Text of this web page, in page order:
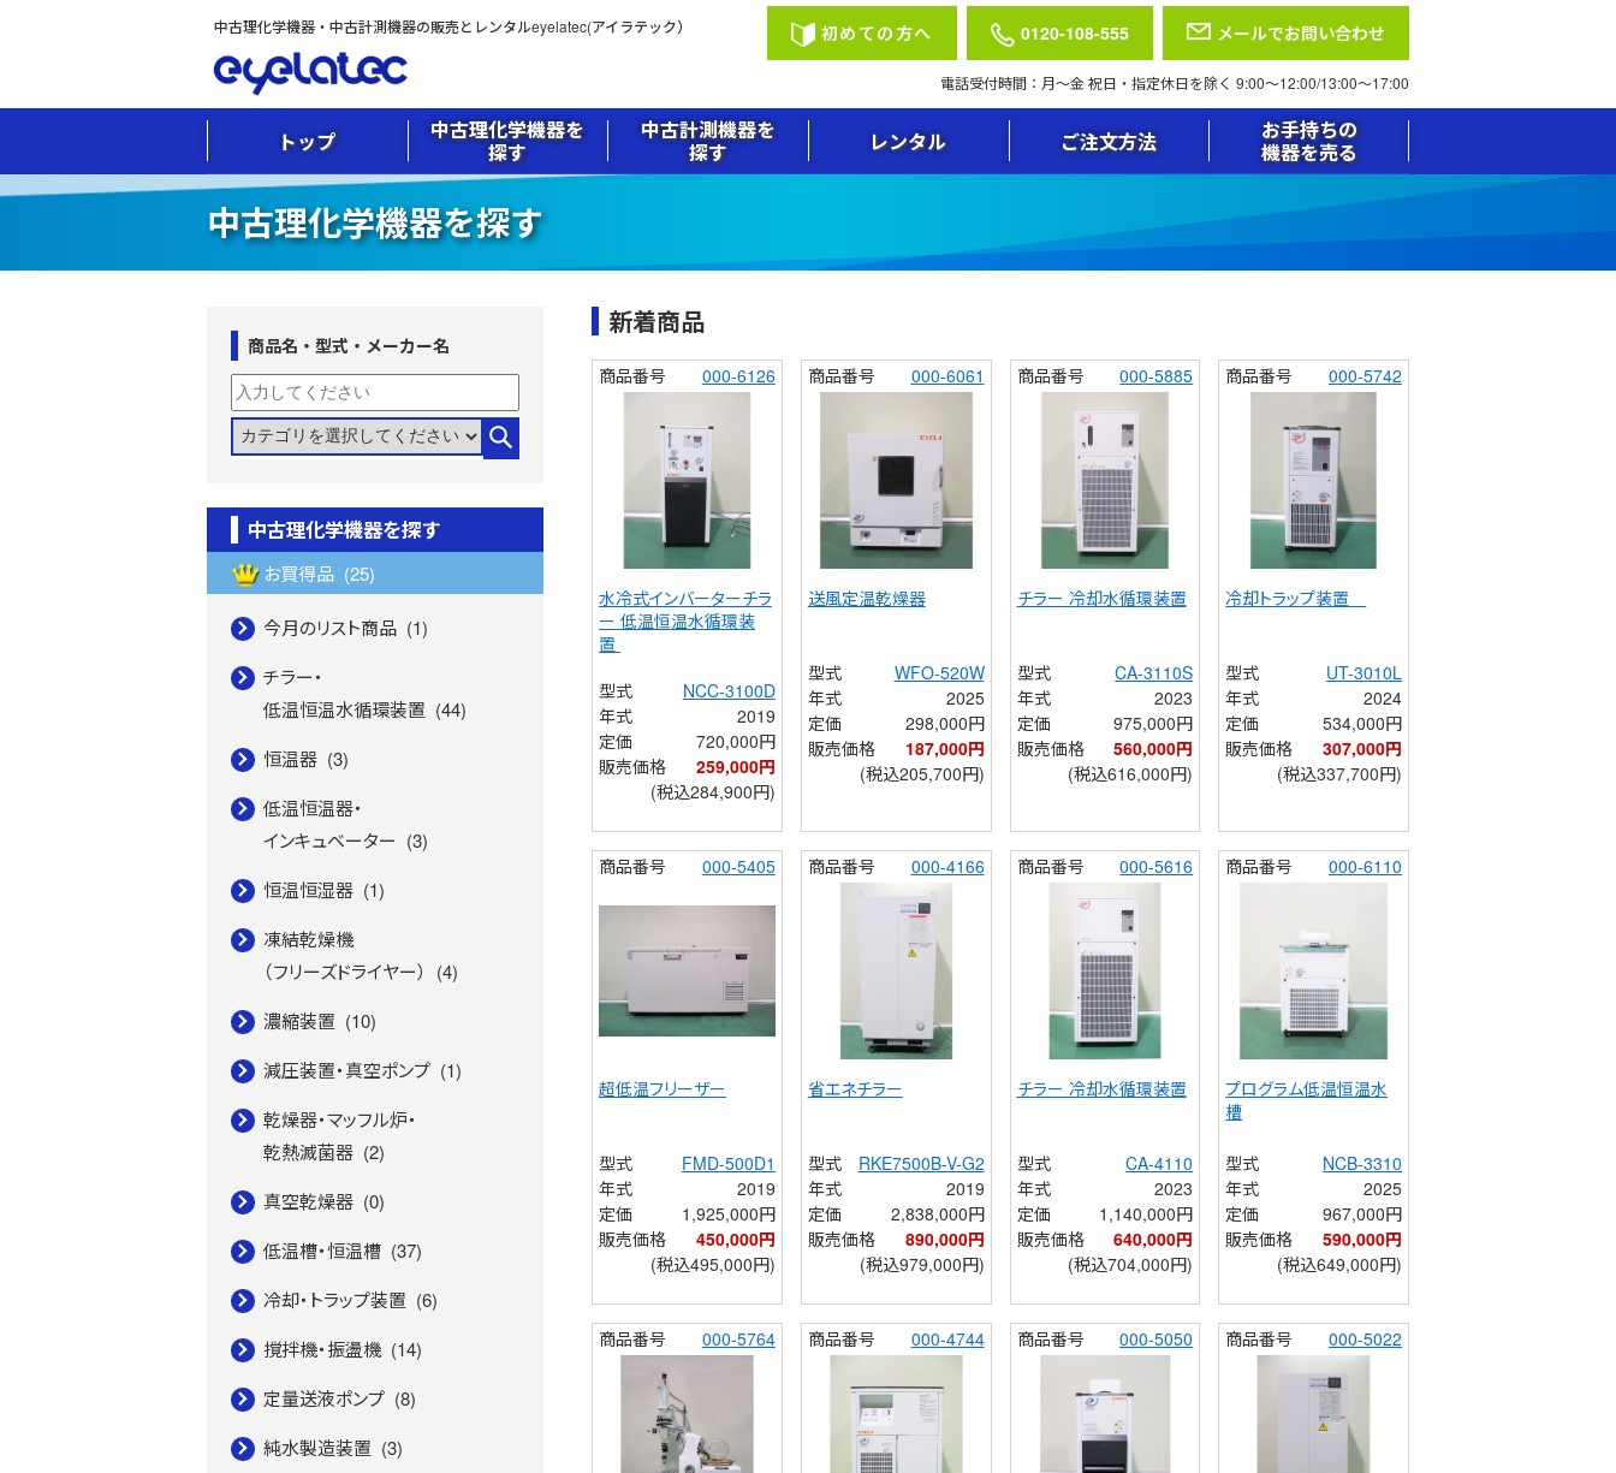
初めての方へ 0120-108-555 メールでお問い合わせ
電話受付時間：月〜金 祝日・指定休日を除く 9:00〜12:00/13:00〜17:00
中古理化学機器・中古計測機器の販売とレンタルeyelatec(アイラテック）
トップ
中古理化学機器を
探す
中古計測機器を
探す
レンタル ご注文方法
お手持ちの
機器を売る
中古理化学機器を探す
新着商品
商品番号 000-6126
水冷式インバーターチラ
ー 低温恒温水循環装
置
型式
NCC-3100D
年式
2019
定価
720,000円
販売価格
259,000円
(税込284,900円)
商品番号 000-6061
送風定温乾燥器
型式
WFO-520W
年式
2025
定価
298,000円
販売価格
187,000円
(税込205,700円)
商品番号 000-5885
チラー 冷却水循環装置
型式
CA-3110S
年式
2023
定価
975,000円
販売価格
560,000円
(税込616,000円)
商品番号 000-5742
冷却トラップ装置
型式
UT-3010L
年式
2024
定価
534,000円
販売価格
307,000円
(税込337,700円)
商品番号 000-5405
超低温フリーザー
型式
FMD-500D1
年式
2019
定価
1,925,000円
販売価格
450,000円
(税込495,000円)
商品番号 000-4166
省エネチラー
型式
RKE7500B-V-G2
年式
2019
定価
2,838,000円
販売価格
890,000円
(税込979,000円)
商品番号 000-5616
チラー 冷却水循環装置
型式
CA-4110
年式
2023
定価
1,140,000円
販売価格
640,000円
(税込704,000円)
商品番号 000-6110
プログラム低温恒温水
槽
型式
NCB-3310
年式
2025
定価
967,000円
販売価格
590,000円
(税込649,000円)
商品番号 000-5764 商品番号 000-4744 商品番号 000-5050 商品番号 000-5022
商品名・型式・メーカー名
中古理化学機器を探す
お買得品 (25)
今月のリスト商品 (1)
チラー・
低温恒温水循環装置 (44)
恒温器 (3)
低温恒温器・
インキュベーター (3)
恒温恒湿器 (1)
凍結乾燥機
（フリーズドライヤー）
(4)
濃縮装置 (10)
減圧装置・真空ポンプ (1)
乾燥器・マッフル炉・
乾熱滅菌器 (2)
真空乾燥器 (0)
低温槽・恒温槽 (37)
冷却・トラップ装置 (6)
撹拌機・振盪機 (14)
定量送液ポンプ (8)
純水製造装置 (3)